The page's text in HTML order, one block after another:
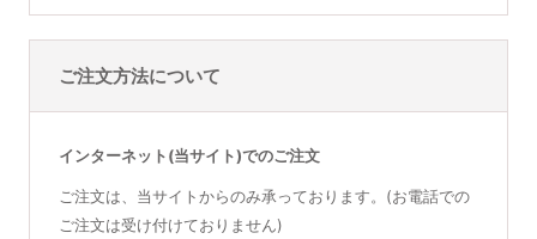
ご注文方法について
インターネット(当サイト)でのご注文
ご注文は、当サイトからのみ承っております。(お電話での
ご注文は受け付けておりません)